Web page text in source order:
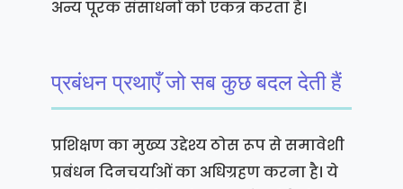
अन्य पूरक संसाधनों को एकत्र करता है।
प्रबंधन प्रथाएँ जो सब कुछ बदल देती हैं
प्रशिक्षण का मुख्य उद्देश्य ठोस रूप से समावेशी
प्रबंधन दिनचर्याओं का अधिग्रहण करना है। ये